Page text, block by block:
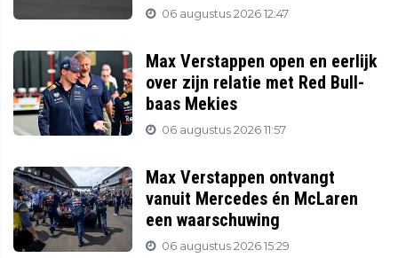
06 augustus 2026 12:47
Max Verstappen open en eerlijk
over zijn relatie met Red Bull-
baas Mekies
06 augustus 2026 11:57
Max Verstappen ontvangt
vanuit Mercedes én McLaren
een waarschuwing
06 augustus 2026 15:29